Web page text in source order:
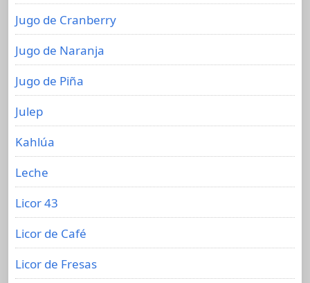
Jugo de Cranberry
Jugo de Naranja
Jugo de Piña
Julep
Kahlúa
Leche
Licor 43
Licor de Café
Licor de Fresas